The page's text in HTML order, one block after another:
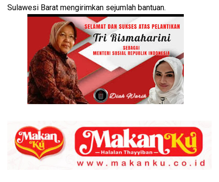
Sulawesi Barat mengirimkan sejumlah bantuan.